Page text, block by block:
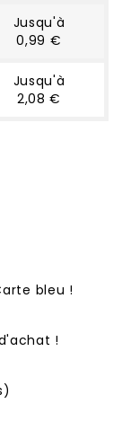
Jusqu'à
0,99 €
Jusqu'à
2,08 €
bleu !
!